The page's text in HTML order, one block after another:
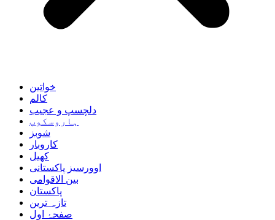
خواتین
کالم
دلچسپ و عجیب
ہاروسکوپ
شوبز
کاروبار
کھیل
اوورسیز پاکستانی
بین الاقوامی
پاکستان
تازہ ترین
صفحۂ اول